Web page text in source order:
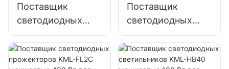
и больших
вывесок
Поставщик
светодиодных
прожекторов
KML-FL2C 200 Вт
для освещения
Поставщик
светодиодных
прожекторов
KML-FL2C 240 Вт
для освещения